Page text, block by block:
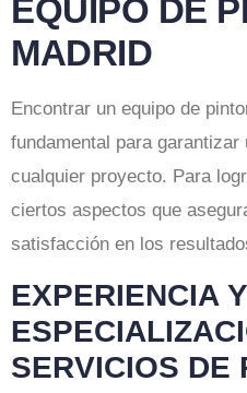
EQUIPO DE
MADRID
Encontrar un equipo de
fundamental para
cualquier proyecto. Para
ciertos aspectos que
satisfacción en los
EXPERIENCIA Y
SERVICIOS DE